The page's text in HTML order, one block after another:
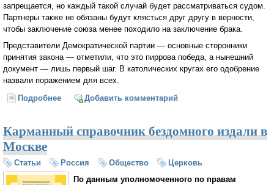
запрещается, но каждый такой случай будет рассматриваться судом.
Партнеры также не обязаны будут клясться друг другу в верности,
чтобы заключение союза менее походило на заключение брака.
Представители Демократической партии — основные сторонники
принятия закона — отметили, что это пиррова победа, а нынешний
документ — лишь первый шаг. В католических кругах его одобрение
назвали поражением для всех.
Подробнее о В Италии легализовали однополые браки
Добавить комментарий
Карманный справочник бездомного издали в
Москве
Статьи Россия Общество
Церковь
По данным уполномоченного по правам